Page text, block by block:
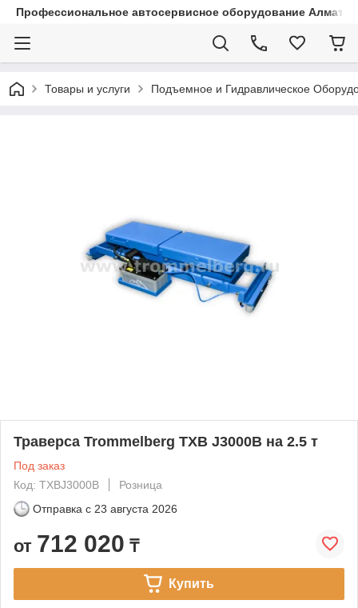
Профессиональное автосервисное оборудование Алматы
Товары и услуги Подъемное и Гидравлическое
Траверса Trommelberg TXB J3000B на 2.5 т
Под заказ
Код: TXBJ3000B
Розница
Отправка с 23 августа 2026
от 712 020 ₸
Купить